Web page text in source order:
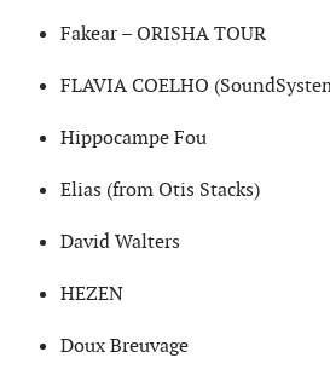
Fakear – ORISHA TOUR
FLAVIA COELHO
Hippocampe Fou
Elias (from Otis Stacks)
David Walters
HEZEN
Doux Breuvage